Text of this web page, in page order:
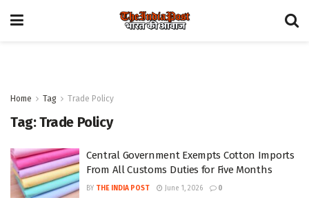
Home Tag Trade Policy
Tag:Trade Policy
Central Government Exempts Cotton Imports
From All Customs Duties for Five Months
BY THE INDIA POST June 1, 2026 0